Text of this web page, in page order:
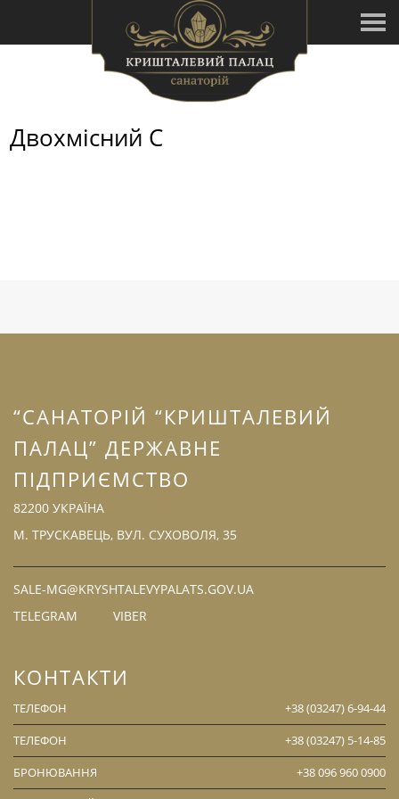
Двохмісний С
“САНАТОРІЙ “КРИШТАЛЕВИЙ
ПАЛАЦ” ДЕРЖАВНЕ
ПІДПРИЄМСТВО
82200 УКРАЇНА
М. ТРУСКАВЕЦЬ, ВУЛ. СУХОВОЛЯ, 35
SALE-MG@KRYSHTALEVYPALATS.GOV.UA
TELEGRAM
VIBER
КОНТАКТИ
ТЕЛЕФОН
+38 (03247) 6-94-44
ТЕЛЕФОН
+38 (03247) 5-14-85
БРОНЮВАННЯ
+38 096 960 0900